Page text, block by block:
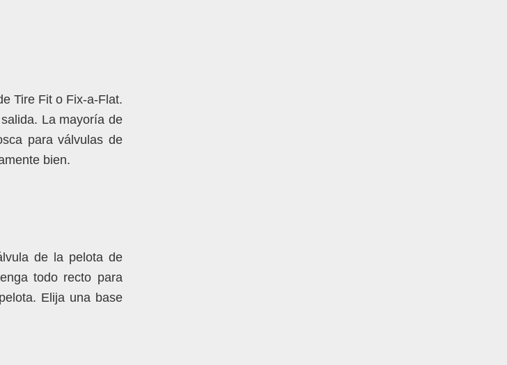
Tire Fit o Fix-a-Flat.
La mayoría de
para válvulas de
bien.
de la pelota de
todo recto para
Elija una base